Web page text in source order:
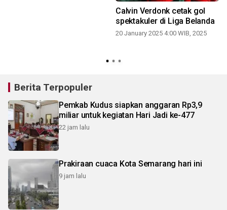
Calvin Verdonk cetak gol
spektakuler di Liga Belanda
20 January 2025 4:00 WIB, 2025
Berita Terpopuler
Pemkab Kudus siapkan anggaran Rp3,9
miliar untuk kegiatan Hari Jadi ke-477
22 jam lalu
Prakiraan cuaca Kota Semarang hari ini
9 jam lalu